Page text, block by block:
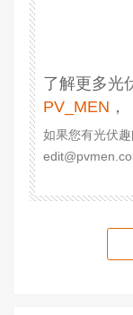
了解更多光
PV_MEN ，
如果您有光伏